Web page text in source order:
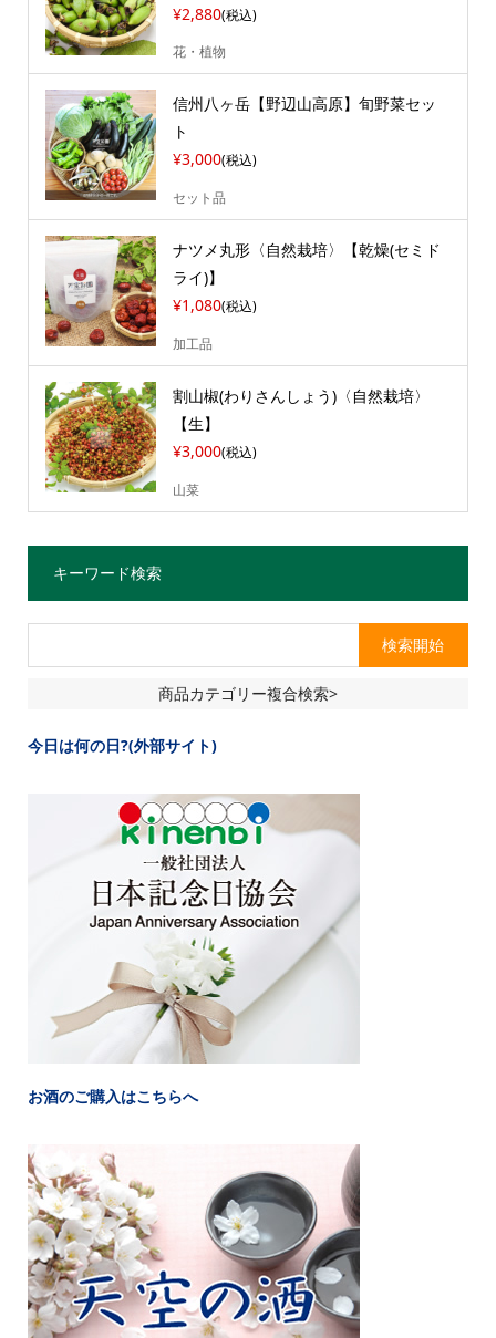
¥2,880(税込)
花・植物
信州八ヶ岳【野辺山高原】旬野菜セッ
ト
¥3,000(税込)
セット品
ナツメ丸形〈自然栽培〉【乾燥(セミド
ライ)】
¥1,080(税込)
加工品
割山椒(わりさんしょう)〈自然栽培〉
【生】
¥3,000(税込)
山菜
キーワード検索
商品カテゴリー複合検索>
今日は何の日?(外部サイト)
お酒のご購入はこちらへ